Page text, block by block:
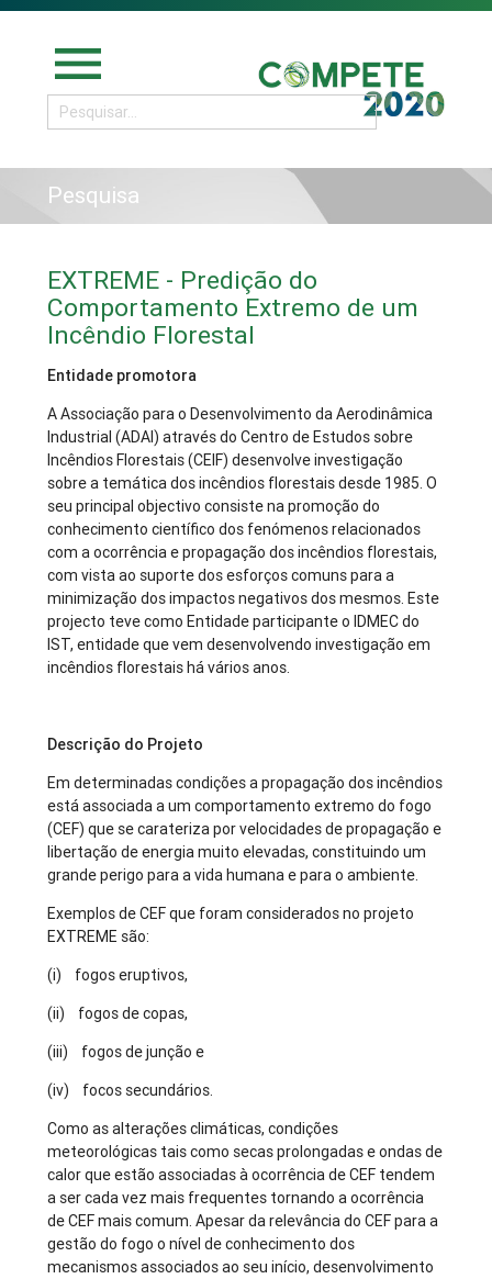
menu
Pesquisa
EXTREME - Predição do
Comportamento Extremo de um
Incêndio Florestal
Entidade promotora
A Associação para o Desenvolvimento da Aerodinâmica
Industrial (ADAI) através do Centro de Estudos sobre
Incêndios Florestais (CEIF) desenvolve investigação
sobre a temática dos incêndios florestais desde 1985. O
seu principal objectivo consiste na promoção do
conhecimento científico dos fenómenos relacionados
com a ocorrência e propagação dos incêndios florestais,
com vista ao suporte dos esforços comuns para a
minimização dos impactos negativos dos mesmos. Este
projecto teve como Entidade participante o IDMEC do
IST, entidade que vem desenvolvendo investigação em
incêndios florestais há vários anos.
Descrição do Projeto
Em determinadas condições a propagação dos incêndios
está associada a um comportamento extremo do fogo
(CEF) que se carateriza por velocidades de propagação e
libertação de energia muito elevadas, constituindo um
grande perigo para a vida humana e para o ambiente.
Exemplos de CEF que foram considerados no projeto
EXTREME são:
(i) fogos eruptivos,
(ii) fogos de copas,
(iii) fogos de junção e
(iv) focos secundários.
Como as alterações climáticas, condições
meteorológicas tais como secas prolongadas e ondas de
calor que estão associadas à ocorrência de CEF tendem
a ser cada vez mais frequentes tornando a ocorrência
de CEF mais comum. Apesar da relevância do CEF para a
gestão do fogo o nível de conhecimento dos
mecanismos associados ao seu início, desenvolvimento